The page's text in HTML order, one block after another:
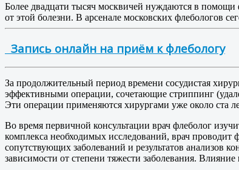
Более двадцати тысяч москвичей нуждаются в
от этой болезни. В арсенале московских флебологов
Запись онлайн на приём к флебологу
За продолжительный период времени сосудистая
эффективными операции, сочетающие стриппинг
Эти операции применяются хирургами уже около ста
Во время первичной консультации врач флеболог
комплекса необходимых исследований, врач
сопутствующих заболеваний и результатов анализов
зависимости от степени тяжести заболевания.